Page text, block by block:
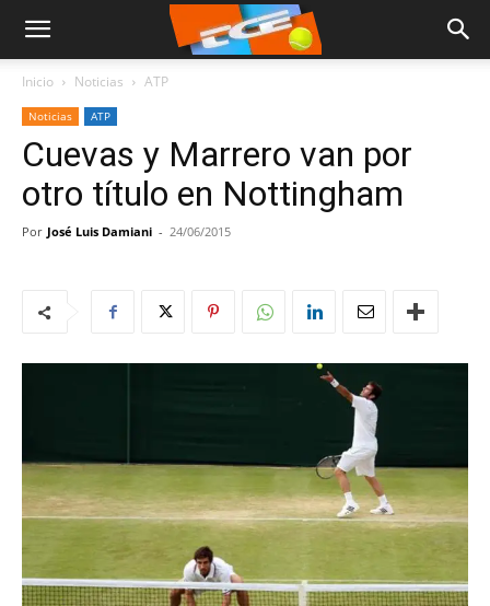
Inicio Noticias ATP
Noticias ATP
Cuevas y Marrero van por
otro título en Nottingham
Por José Luis Damiani - 24/06/2015